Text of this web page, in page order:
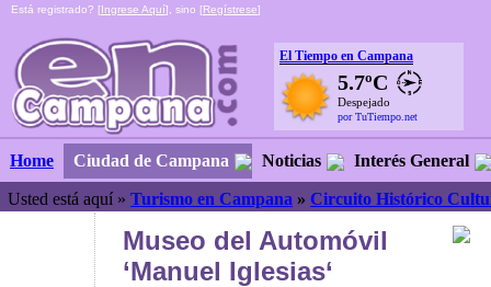
Está registrado? [Ingrese Aquí], sino [Regístrese]
El Tiempo en Campana
5.7ºC
Despejado
por TuTiempo.net
Home Ciudad de Campana Noticias Interés General
Usted está aquí » Turismo en Campana » Circuito Histórico
Museo del Automóvil
‘Manuel Iglesias‘